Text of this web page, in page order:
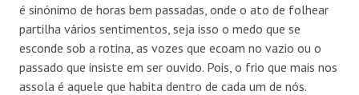
é sinónimo de horas bem passadas, onde o ato de folhear
partilha vários sentimentos, seja isso o medo que se
esconde sob a rotina, as vozes que ecoam no vazio ou o
passado que insiste em ser ouvido. Pois, o frio que mais nos
assola é aquele que habita dentro de cada um de nós.